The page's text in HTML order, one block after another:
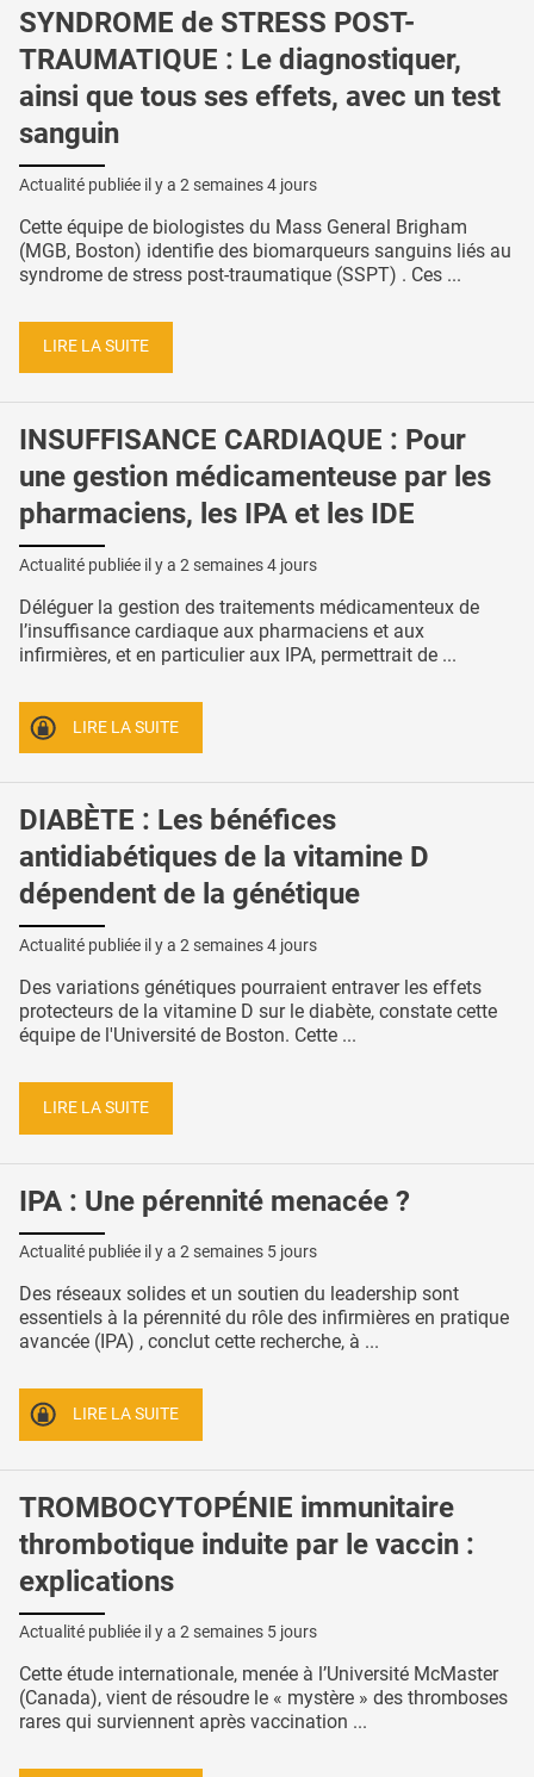
SYNDROME de STRESS POST-
TRAUMATIQUE : Le diagnostiquer,
ainsi que tous ses effets, avec un test
sanguin
Actualité publiée il y a 2 semaines 4 jours
Cette équipe de biologistes du Mass General Brigham
(MGB, Boston) identifie des biomarqueurs sanguins liés au
syndrome de stress post-traumatique (SSPT) . Ces ...
LIRE LA SUITE
INSUFFISANCE CARDIAQUE : Pour
une gestion médicamenteuse par les
pharmaciens, les IPA et les IDE
Actualité publiée il y a 2 semaines 4 jours
Déléguer la gestion des traitements médicamenteux de
l’insuffisance cardiaque aux pharmaciens et aux
infirmières, et en particulier aux IPA, permettrait de ...
LIRE LA SUITE
DIABÈTE : Les bénéfices
antidiabétiques de la vitamine D
dépendent de la génétique
Actualité publiée il y a 2 semaines 4 jours
Des variations génétiques pourraient entraver les effets
protecteurs de la vitamine D sur le diabète, constate cette
équipe de l'Université de Boston. Cette ...
LIRE LA SUITE
IPA : Une pérennité menacée ?
Actualité publiée il y a 2 semaines 5 jours
Des réseaux solides et un soutien du leadership sont
essentiels à la pérennité du rôle des infirmières en pratique
avancée (IPA) , conclut cette recherche, à ...
LIRE LA SUITE
TROMBOCYTOPÉNIE immunitaire
thrombotique induite par le vaccin :
explications
Actualité publiée il y a 2 semaines 5 jours
Cette étude internationale, menée à l’Université McMaster
(Canada), vient de résoudre le « mystère » des thromboses
rares qui surviennent après vaccination ...